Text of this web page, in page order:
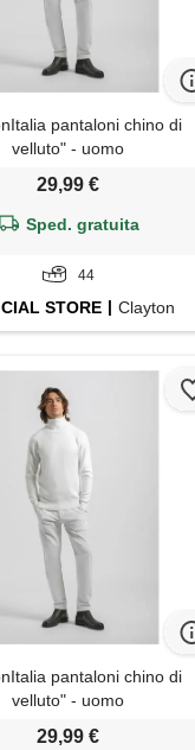
pantaloni chino di
velluto" - uomo
29,99 €
Sped. gratuita
44
STORE Clayton
pantaloni chino di
velluto" - uomo
29,99 €